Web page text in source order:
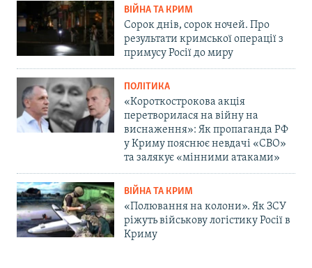
ВІЙНА ТА КРИМ
Сорок днів, сорок ночей. Про
результати кримської операції з
примусу Росії до миру
ПОЛІТИКА
«Короткострокова акція
перетворилася на війну на
виснаження»: Як пропаганда РФ
у Криму пояснює невдачі «СВО»
та залякує «мінними атаками»
ВІЙНА ТА КРИМ
«Полювання на колони». Як ЗСУ
ріжуть військову логістику Росії в
Криму